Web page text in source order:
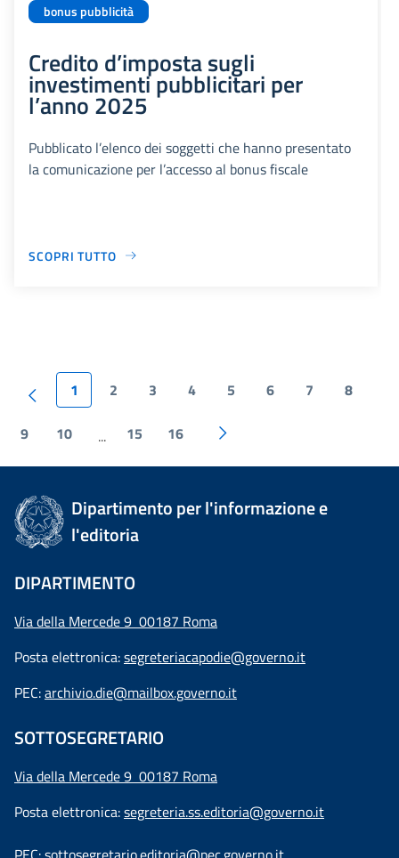
bonus pubblicità
Credito d’imposta sugli
investimenti pubblicitari per
l’anno 2025
Pubblicato l’elenco dei soggetti che hanno presentato
la comunicazione per l’accesso al bonus fiscale
SCOPRI TUTTO
1 2 3 4 5 6 7 8
9 10 ... 15 16
Dipartimento per l'informazione e
l'editoria
DIPARTIMENTO
Via della Mercede 9 00187 Roma
Posta elettronica:segreteriacapodie@governo.it
PEC:archivio.die@mailbox.governo.it
SOTTOSEGRETARIO
Via della Mercede 9 00187 Roma
Posta elettronica:segreteria.ss.editoria@governo.it